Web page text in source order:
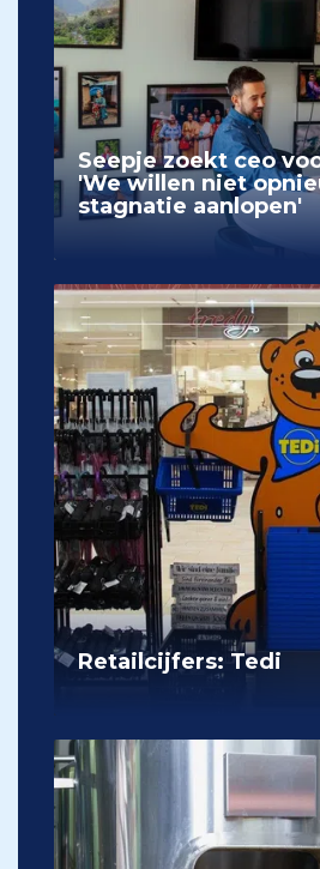
Seepje zoekt ceo
'We willen niet
stagnatie aanlopen'
Retailcijfers: Tedi